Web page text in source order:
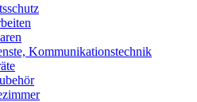
Kommunikationstechnik